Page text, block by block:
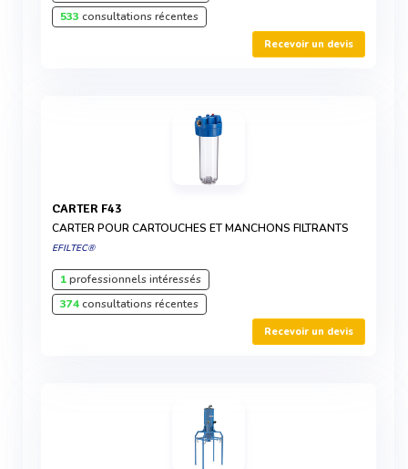
533 consultations récentes
Recevoir un devis
CARTER F43
CARTER POUR CARTOUCHES ET MANCHONS FILTRANTS
EFILTEC®
1professionnels intéressés
374consultations récentes
Recevoir un devis